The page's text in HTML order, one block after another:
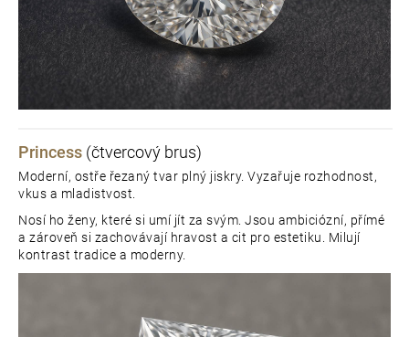
Princess (čtvercový brus)
Moderní, ostře řezaný tvar plný jiskry. Vyzařuje rozhodnost,
vkus a mladistvost.
Nosí ho ženy, které si umí jít za svým. Jsou ambiciózní, přímé
a zároveň si zachovávají hravost a cit pro estetiku. Milují
kontrast tradice a moderny.